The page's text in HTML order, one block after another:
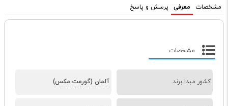
مشخصات معرفی پرسش و پاسخ
مشخصات
کشور مبدا برند آلمان (گورمت مکس)